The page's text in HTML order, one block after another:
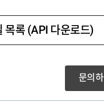
목록 (API 다운로드)
문의하